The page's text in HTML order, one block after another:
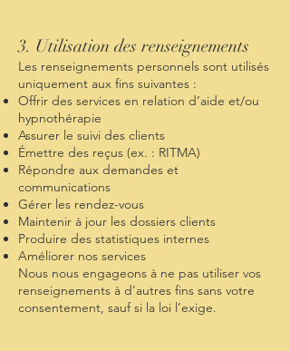
3. Utilisation des renseignements
Les renseignements personnels sont utilisés
uniquement aux fins suivantes :
Offrir des services en relation d’aide et/ou
hypnothérapie
Assurer le suivi des clients
Émettre des reçus (ex. : RITMA)
Répondre aux demandes et
communications
Gérer les rendez-vous
Maintenir à jour les dossiers clients
Produire des statistiques internes
Améliorer nos services
Nous nous engageons à ne pas utiliser vos
renseignements à d’autres fins sans votre
consentement, sauf si la loi l’exige.